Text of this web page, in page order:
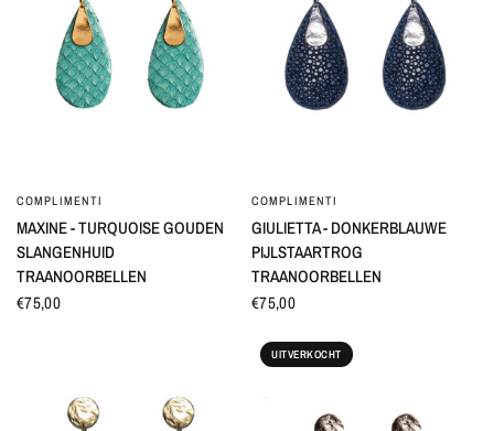
SNEL BEKIJKEN
COMPLIMENTI
MAXINE - TURQUOISE GOUDEN
SLANGENHUID
TRAANOORBELLEN
€75,00
SNEL BEKIJKEN
COMPLIMENTI
GIULIETTA - DONKERBLAUWE
PIJLSTAARTROG
TRAANOORBELLEN
€75,00
UITVERKOCHT